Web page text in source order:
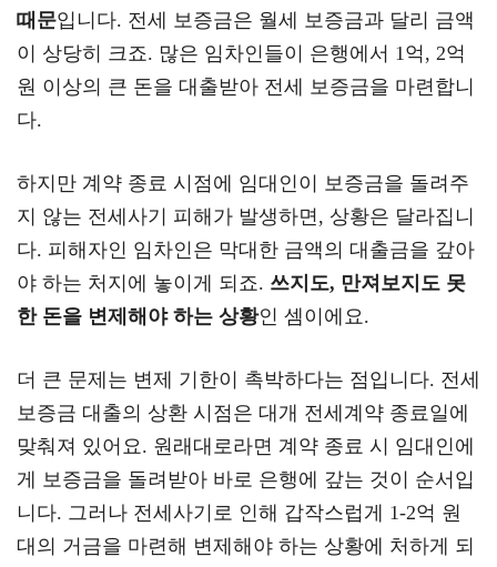
때문입니다. 전세 보증금은 월세 보증금과 달리 금액
이 상당히 크죠. 많은 임차인들이 은행에서 1억, 2억
원 이상의 큰 돈을 대출받아 전세 보증금을 마련합니
다.
하지만 계약 종료 시점에 임대인이 보증금을 돌려주
지 않는 전세사기 피해가 발생하면, 상황은 달라집니
다. 피해자인 임차인은 막대한 금액의 대출금을 갚아
야 하는 처지에 놓이게 되죠. 쓰지도, 만져보지도 못
한 돈을 변제해야 하는 상황인 셈이에요.
더 큰 문제는 변제 기한이 촉박하다는 점입니다. 전세
보증금 대출의 상환 시점은 대개 전세계약 종료일에
맞춰져 있어요. 원래대로라면 계약 종료 시 임대인에
게 보증금을 돌려받아 바로 은행에 갚는 것이 순서입
니다. 그러나 전세사기로 인해 갑작스럽게 1-2억 원
대의 거금을 마련해 변제해야 하는 상황에 처하게 되